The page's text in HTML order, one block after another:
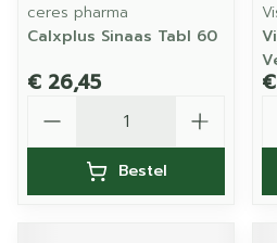
ceres pharma
Calxplus Sinaas Tabl 60
€ 26,45
Bestel